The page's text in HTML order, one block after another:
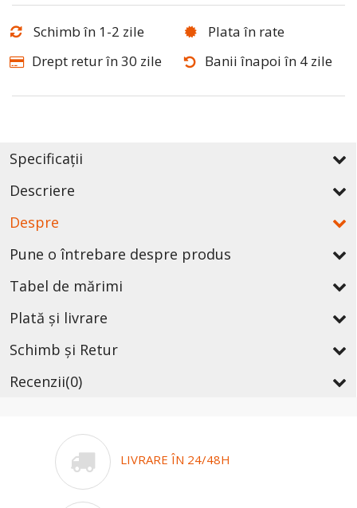
Schimb în 1-2 zile
Plata în rate
Drept retur în 30 zile
Banii înapoi în 4 zile
Specificații
Descriere
Despre
Pune o întrebare despre produs
Tabel de mărimi
Plată și livrare
Schimb și Retur
Recenzii(0)
LIVRARE ÎN 24/48H